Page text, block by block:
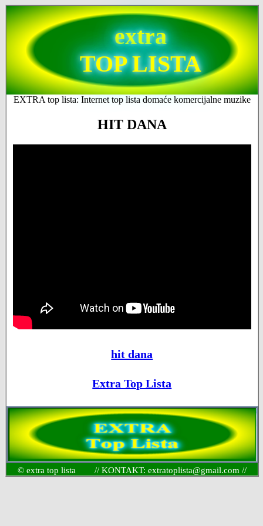
extra
TOP LISTA
EXTRA top lista: Internet top lista domaće komercijalne muzike
HIT DANA
hit dana
Extra Top Lista
© extra top lista // KONTAKT: extratoplista@gmail.com //